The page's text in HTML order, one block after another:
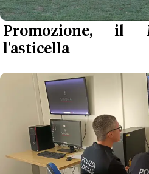
Promozione, il
l'asticella